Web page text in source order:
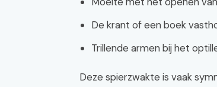
De krant of een boek
Trillende armen bij het
Deze spierzwakte is vaak